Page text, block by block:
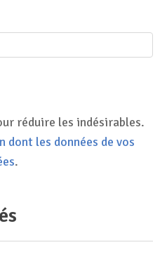
réduire les indésirables.
dont les données de vos
.